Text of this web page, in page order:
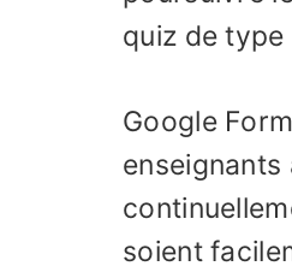
quiz de
Google
soient